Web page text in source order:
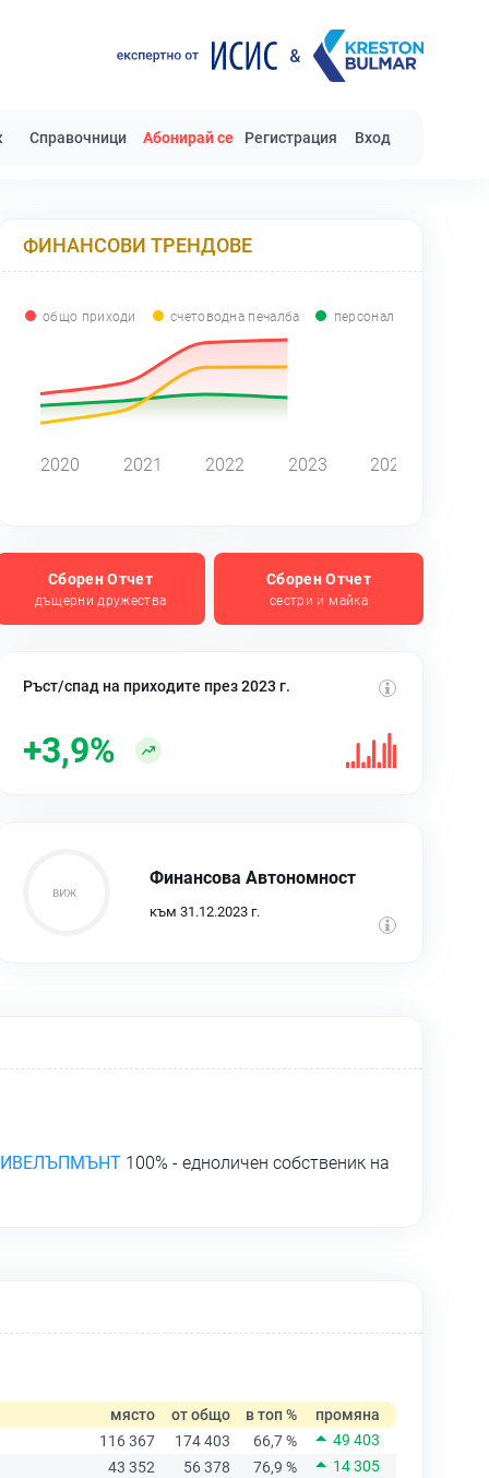
Справочници Абонирай се Регистрация Вход
ФИНАНСОВИ ТРЕНДОВЕ
общо приходи счетоводна печалба персонал
2020 2021 2022 2023 2024
Сборен Отчет
дъщерни дружества
Сборен Отчет
сестри и майка
Ръст/спад на приходите през 2023 г.
+3,9%
Финансова Автономност
към 31.12.2023 г.
100% - едноличен собственик на
място от общо в топ %
промяна
116 367
174 403 66,7 %
49 403
43 352
56 378 76,9 %
14 305